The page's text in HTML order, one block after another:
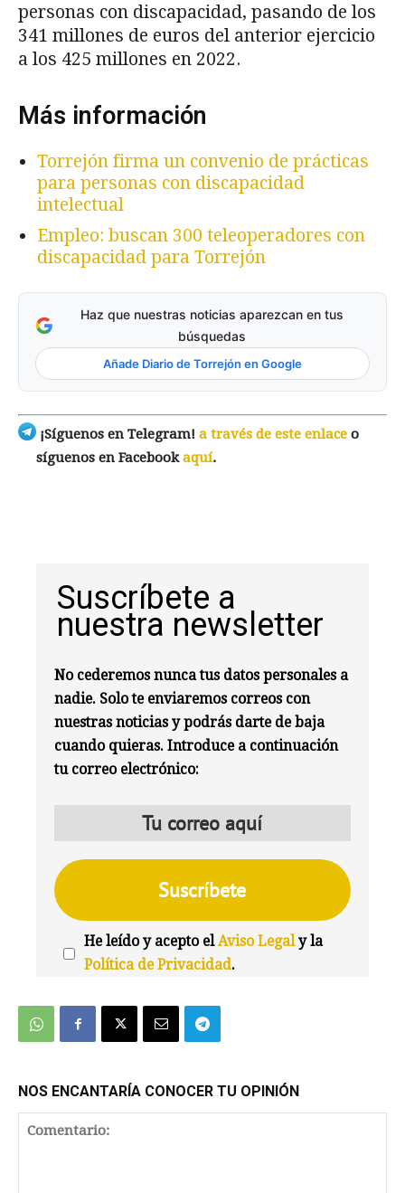
personas con discapacidad, pasando de los
341 millones de euros del anterior ejercicio
a los 425 millones en 2022.
Más información
Torrejón firma un convenio de prácticas
para personas con discapacidad
intelectual
Empleo: buscan 300 teleoperadores con
discapacidad para Torrejón
Haz que nuestras noticias aparezcan en tus
búsquedas
Añade Diario de Torrejón en Google
¡Síguenos en Telegram! a través de este enlace o
síguenos en Facebookaquí.
Suscríbete a
nuestra newsletter
No cederemos nunca tus datos personales a
nadie. Solo te enviaremos correos con
nuestras noticias y podrás darte de baja
cuando quieras. Introduce a continuación
tu correo electrónico:
He leído y acepto elAviso Legaly la
Política de Privacidad.
NOS ENCANTARÍA CONOCER TU OPINIÓN